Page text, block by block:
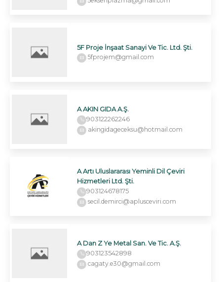
5F Proje İnşaat Sanayi Ve Tic. Ltd. Şti.
5fprojem@gmail.com
A AKIN GIDA A.Ş.
903122262246
akingidageceksu@hotmail.com
A Artı Uluslararası Yeminli Dil Çeviri
Hizmetleri Ltd. Şti.
903124678175
secil.demirci@aplusceviri.com
A Dan Z Ye Metal San. Ve Tic. A.Ş.
903123542898
cagaty.e30@gmail.com